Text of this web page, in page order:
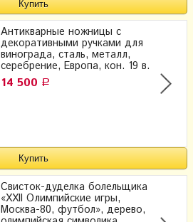
Антикварные ножницы с
декоративными ручками для
винограда, сталь, металл,
серебрение, Европа, кон. 19 в.
14 500 Р
Свисток-дуделка болельщика
«XXII Олимпийские игры,
Москва-80, футбол», дерево,